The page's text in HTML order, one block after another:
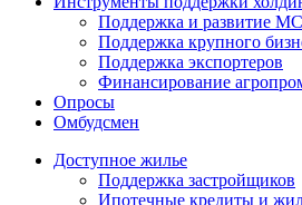
Поддержка и развитие
Поддержка крупного
Поддержка экспортеров
Финансирование
Опросы
Омбудсмен
Доступное жилье
Поддержка застройщиков
Ипотечные кредиты и